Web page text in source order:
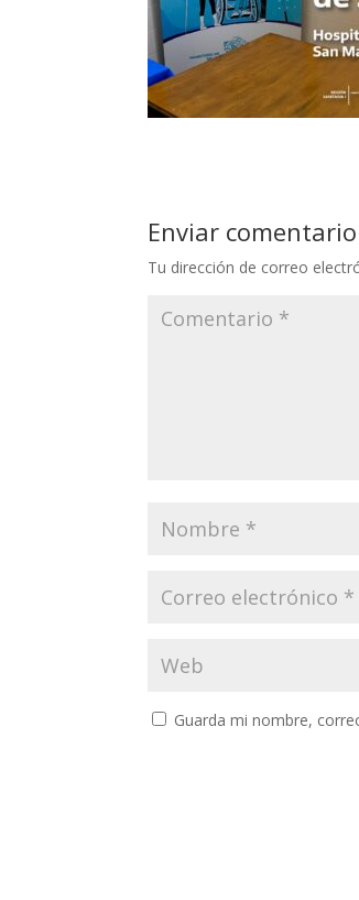
Enviar comentario
Tu dirección de correo
Guarda mi nombre,